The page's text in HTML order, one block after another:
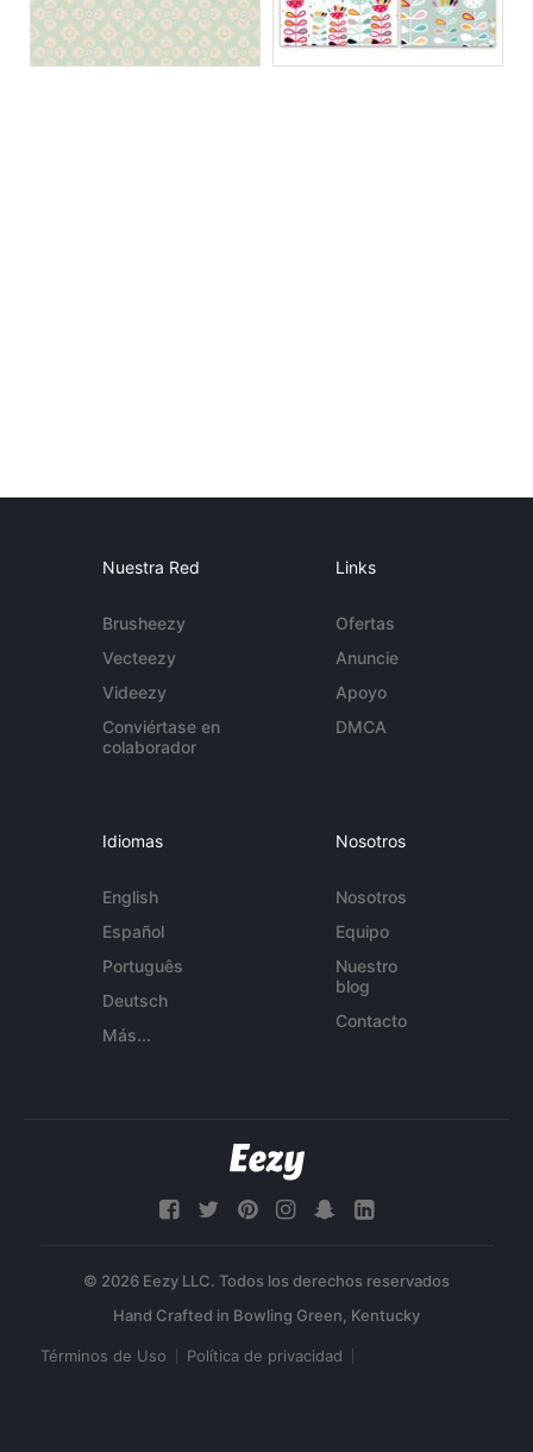
Nuestra Red
Brusheezy
Vecteezy
Videezy
Conviértase en
colaborador
Links
Ofertas
Anuncie
Apoyo
DMCA
Idiomas
English
Español
Português
Deutsch
Más...
Nosotros
Nosotros
Equipo
Nuestro
blog
Contacto
© 2026 Eezy LLC. Todos los derechos reservados
Términos de Uso Política de privacidad